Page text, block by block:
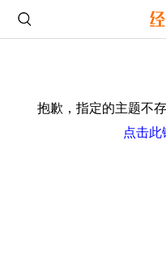
抱歉，指定的主题不
点击此